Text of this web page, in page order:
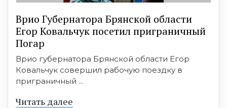
Врио Губернатора Брянской области
Егор Ковальчук посетил приграничный
Погар
Врио губернатора Брянской области Егор
Ковальчук совершил рабочую поездку в
приграничный ...
Читать далее